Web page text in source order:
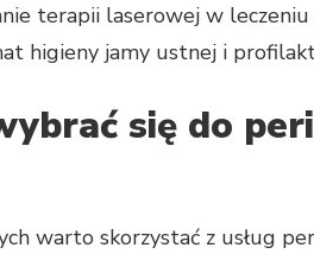
terapii laserowej w leczeniu
higieny jamy ustnej i
się do
warto skorzystać z usług